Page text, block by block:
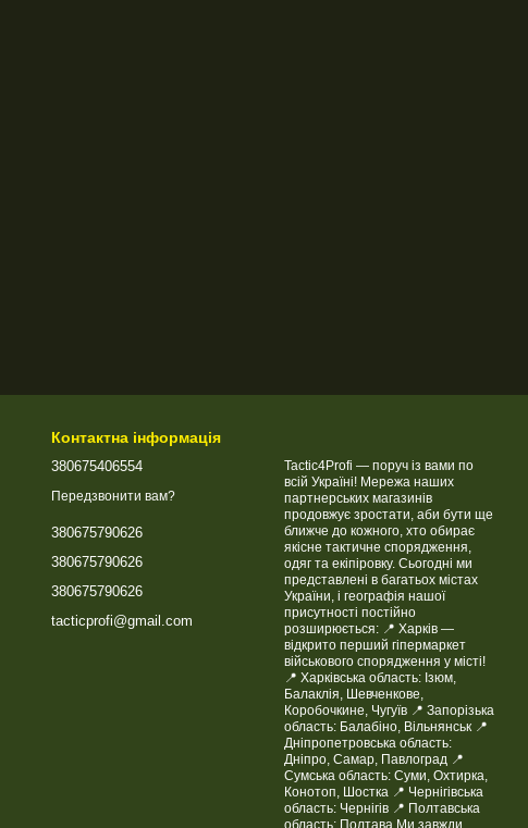
Контактна інформація
380675406554
Передзвонити вам?
380675790626
380675790626
380675790626
tacticprofi@gmail.com
Tactic4Profi — поруч із вами по
всій Україні! Мережа наших
партнерських магазинів
продовжує зростати, аби бути ще
ближче до кожного, хто обирає
якісне тактичне спорядження,
одяг та екіпіровку. Сьогодні ми
представлені в багатьох містах
України, і географія нашої
присутності постійно
розширюється: 📍 Харків —
відкрито перший гіпермаркет
військового спорядження у місті!
📍 Харківська область: Ізюм,
Балаклія, Шевченкове,
Коробочкине, Чугуїв 📍 Запорізька
область: Балабіно, Вільнянськ 📍
Дніпропетровська область:
Дніпро, Самар, Павлоград 📍
Сумська область: Суми, Охтирка,
Конотоп, Шостка 📍 Чернігівська
область: Чернігів 📍 Полтавська